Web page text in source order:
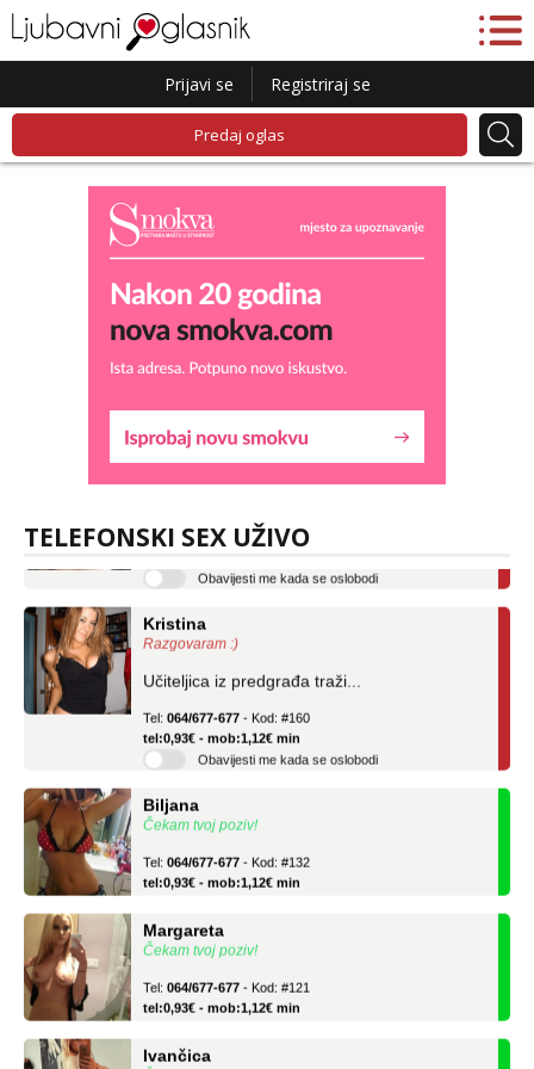
Prijavi se Registriraj se
Predaj oglas
TELEFONSKI SEX UŽIVO
Liliana
Razgovaram :)
tel:0,93€ - mob:1,12€ min
Razgovaram :)
tel:0,93€ - mob:1,12€ min
Obavijesti me kada se oslobodi
Čekam tvoj poziv!
tel:0,93€ - mob:1,12€ min
Čekam tvoj poziv!
tel:0,93€ - mob:1,12€ min
Čekam tvoj poziv!